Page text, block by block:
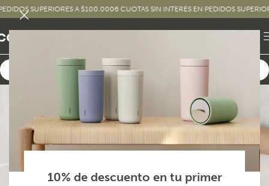
10% de descuento en tu primer
SUPERIORES A $100.0006 CUOTAS SIN INTERÉS EN PEDIDOS SUPERIORES